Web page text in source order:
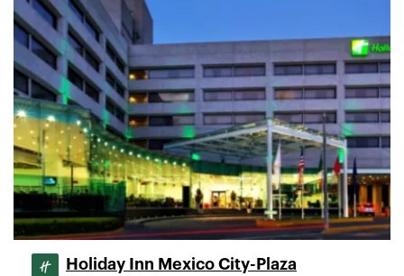
Holiday Inn Mexico City-Plaza